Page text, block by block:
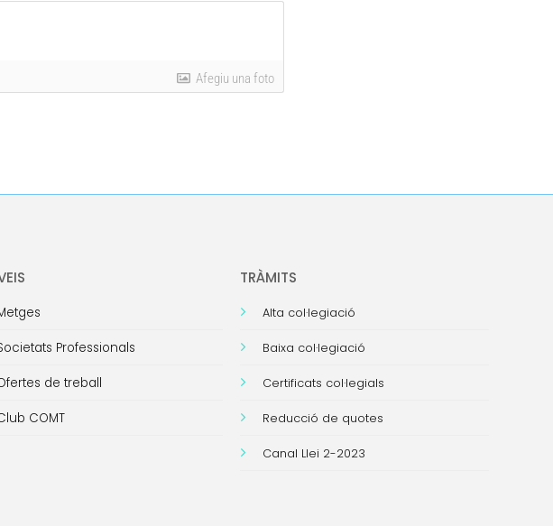
Afegiu una foto
Professionals
de treball
COMT
TRÀMITS
Alta col·legiació
Baixa col·legiació
Certificats col·legials
Reducció de quotes
Canal Llei 2-2023